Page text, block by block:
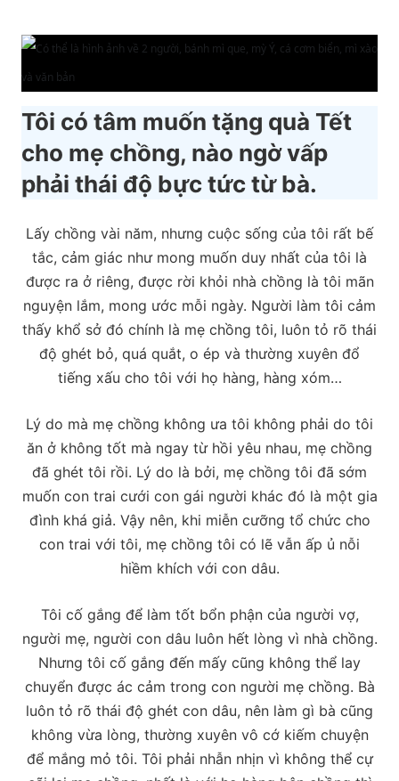
Tôi có tâm muốn tặng quà Tết
cho mẹ chồng, nào ngờ vấp
phải thái độ bực tức từ bà.
Lấy chồng vài năm, nhưng cuộc sống của tôi rất bế
tắc, cảm giác như mong muốn duy nhất của tôi là
được ra ở riêng, được rời khỏi nhà chồng là tôi mãn
nguyện lắm, mong ước mỗi ngày. Người làm tôi cảm
thấy khổ sở đó chính là mẹ chồng tôi, luôn tỏ rõ thái
độ ghét bỏ, quá quắt, o ép và thường xuyên đổ
tiếng xấu cho tôi với họ hàng, hàng xóm…
Lý do mà mẹ chồng không ưa tôi không phải do tôi
ăn ở không tốt mà ngay từ hồi yêu nhau, mẹ chồng
đã ghét tôi rồi. Lý do là bởi, mẹ chồng tôi đã sớm
muốn con trai cưới con gái người khác đó là một gia
đình khá giả. Vậy nên, khi miễn cưỡng tổ chức cho
con trai với tôi, mẹ chồng tôi có lẽ vẫn ấp ủ nỗi
hiềm khích với con dâu.
Tôi cố gắng để làm tốt bổn phận của người vợ,
người mẹ, người con dâu luôn hết lòng vì nhà chồng.
Nhưng tôi cố gắng đến mấy cũng không thể lay
chuyển được ác cảm trong con người mẹ chồng. Bà
luôn tỏ rõ thái độ ghét con dâu, nên làm gì bà cũng
không vừa lòng, thường xuyên vô cớ kiếm chuyện
để mắng mỏ tôi. Tôi phải nhẫn nhịn vì không thể cự